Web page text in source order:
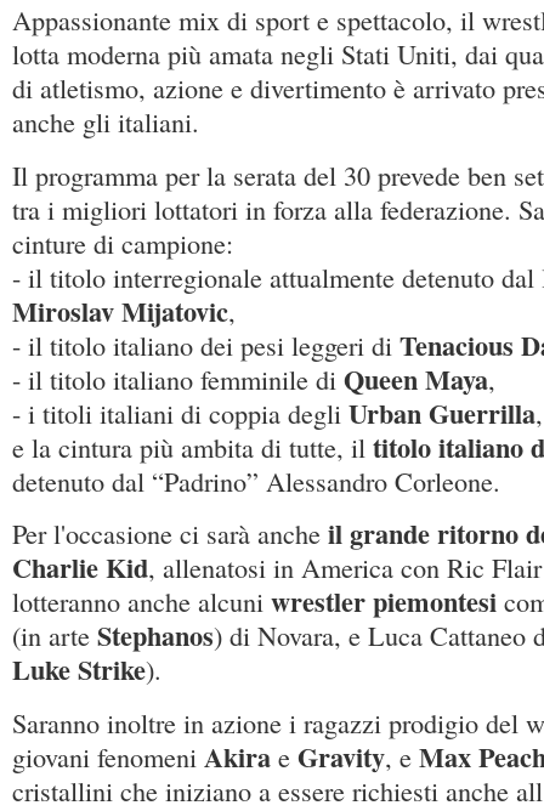
Appassionante mix di sport e spettacolo, il
lotta moderna più amata negli Stati Uniti, dai
di atletismo, azione e divertimento è arrivato
anche gli italiani.
Il programma per la serata del 30 prevede ben
tra i migliori lottatori in forza alla federazione.
cinture di campione:
- il titolo interregionale attualmente detenuto dal
Miroslav Mijatovic,
- il titolo italiano dei pesi leggeri di Tenacious
- il titolo italiano femminile di Queen Maya,
- i titoli italiani di coppia degli Urban Guerrilla,
e la cintura più ambita di tutte, il titolo italiano
detenuto dal “Padrino” Alessandro Corleone.
Per l'occasione ci sarà anche il grande ritorno
Charlie Kid, allenatosi in America con Ric
lotteranno anche alcuni wrestler piemontesi
(in arte Stephanos) di Novara, e Luca Cattaneo
Luke Strike).
Saranno inoltre in azione i ragazzi prodigio del
giovani fenomeni Akira e Gravity, e Max
cristallini che iniziano a essere richiesti anche